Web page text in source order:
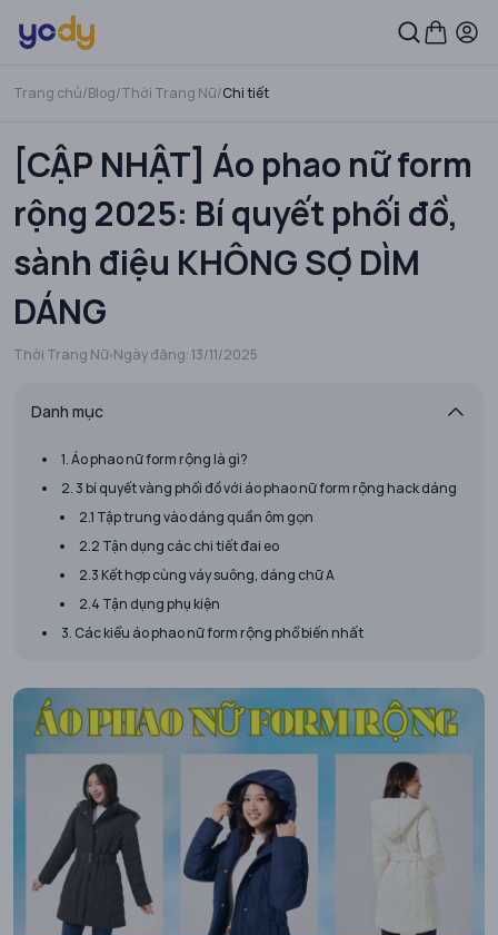
Trang chủ/Blog/Thời Trang Nữ/Chi tiết
[CẬP NHẬT] Áo phao nữ form
rộng 2025: Bí quyết phối đồ,
sành điệu KHÔNG SỢ DÌM
DÁNG
Thời Trang Nữ Ngày đăng:13/11/2025
Danh mục
1. Áo phao nữ form rộng là gì?
2. 3 bí quyết vàng phối đồ với áo phao nữ form rộng hack dáng
2.1 Tập trung vào dáng quần ôm gọn
2.2 Tận dụng các chi tiết đai eo
2.3 Kết hợp cùng váy suông, dáng chữ A
2.4 Tận dụng phụ kiện
3. Các kiểu áo phao nữ form rộng phổ biến nhất